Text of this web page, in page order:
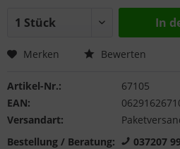
In
Merken Bewerten
Artikel-Nr.:
67105
EAN:
Versandart:
Bestellung / Beratung:
037207